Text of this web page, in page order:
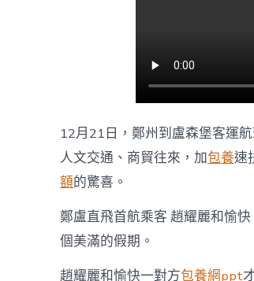
12月21日，鄭州到盧森堡客運
人文交通、商貿往來，加包養速
額的驚喜。
鄭盧直飛首航乘客 趙耀麗和愉
個美滿的假期。
趙耀麗和愉快一對方包養網ppt